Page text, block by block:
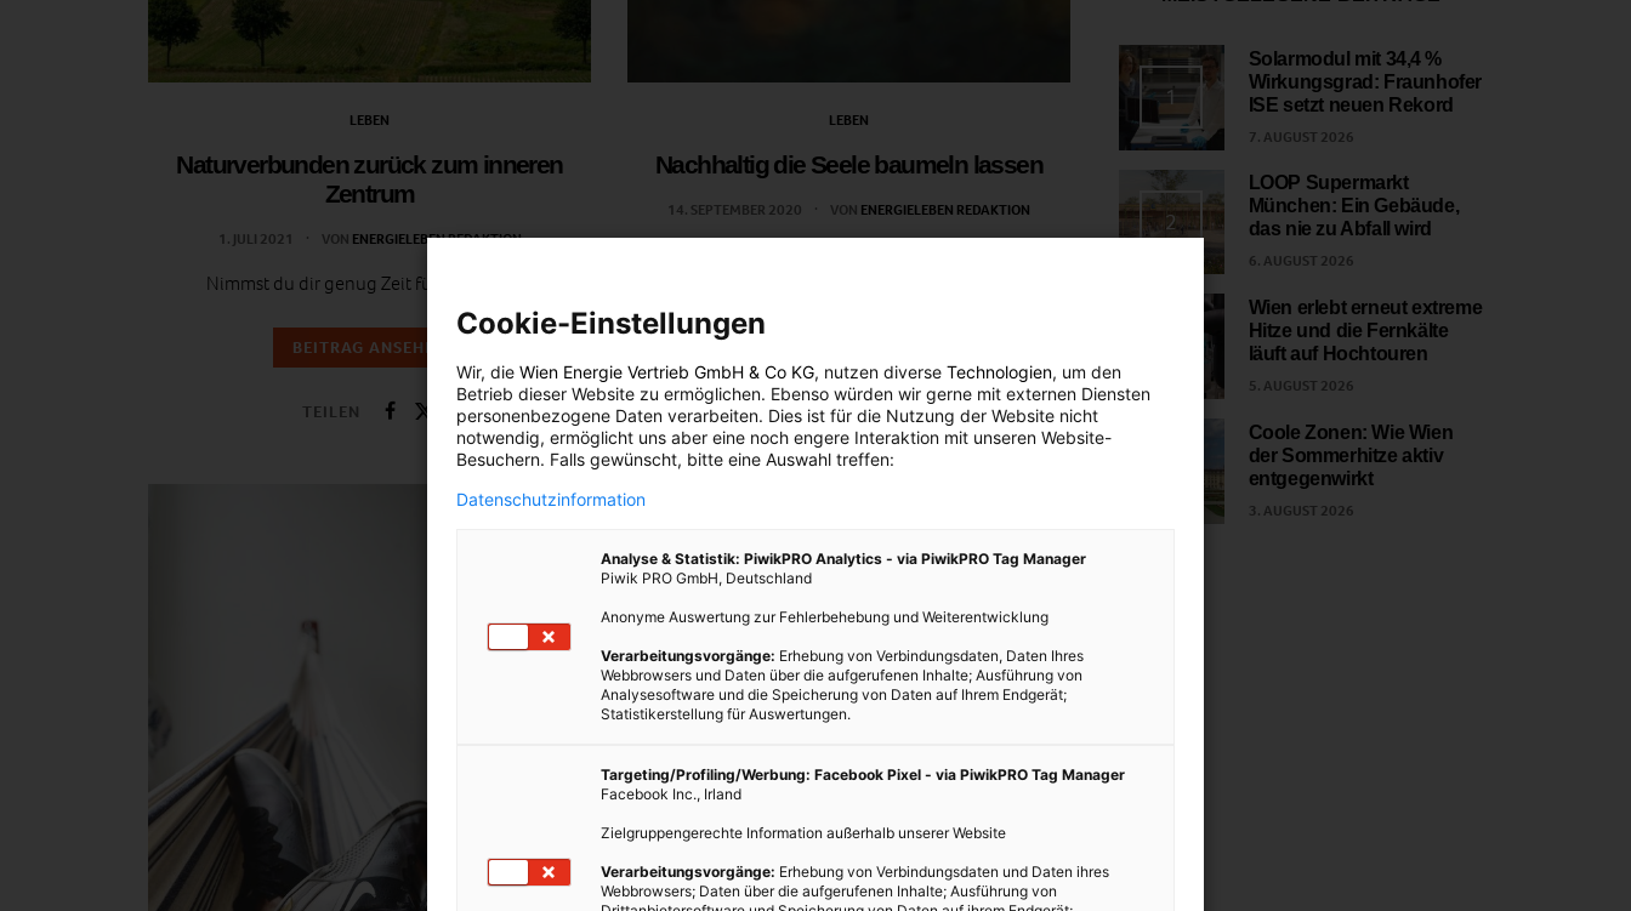
LEBEN
Naturverbunden zurück zum inneren
Zentrum
1. JULI 2021 VON ENERGIELEBEN REDAKTION
Nimmst du dir genug Zeit für dich selbst?
BEITRAG ANSEHEN
TEILEN
LEBEN
Nachhaltig die Seele baumeln lassen
14. SEPTEMBER 2020 VON ENERGIELEBEN REDAKTION
TEILEN
1
Solarmodul mit 34,4 %
Wirkungsgrad: Fraunhofer
ISE setzt neuen Rekord
7. AUGUST 2026
2
LOOP Supermarkt
München: Ein Gebäude,
das nie zu Abfall wird
6. AUGUST 2026
Wien erlebt erneut extreme
Hitze und die Fernkälte
läuft auf Hochtouren
5. AUGUST 2026
Coole Zonen: Wie Wien
der Sommerhitze aktiv
entgegenwirkt
3. AUGUST 2026
Cookie-Einstellungen
Wir, die Wien Energie Vertrieb GmbH & Co KG, nutzen diverse Technologien, um den
Betrieb dieser Website zu ermöglichen. Ebenso würden wir gerne mit externen Diensten
personenbezogene Daten verarbeiten. Dies ist für die Nutzung der Website nicht
notwendig, ermöglicht uns aber eine noch engere Interaktion mit unseren Website-
Besuchern. Falls gewünscht, bitte eine Auswahl treffen:
Datenschutzinformation
Analyse & Statistik: PiwikPRO Analytics - via PiwikPRO Tag Manager
Piwik PRO GmbH, Deutschland
Anonyme Auswertung zur Fehlerbehebung und Weiterentwicklung
Verarbeitungsvorgänge: Erhebung von Verbindungsdaten, Daten Ihres
Webbrowsers und Daten über die aufgerufenen Inhalte; Ausführung von
Analysesoftware und die Speicherung von Daten auf Ihrem Endgerät;
Statistikerstellung für Auswertungen.
Targeting/Profiling/Werbung: Facebook Pixel - via PiwikPRO Tag Manager
Facebook Inc., Irland
Zielgruppengerechte Information außerhalb unserer Website
Verarbeitungsvorgänge: Erhebung von Verbindungsdaten und Daten ihres
Webbrowsers; Daten über die aufgerufenen Inhalte; Ausführung von